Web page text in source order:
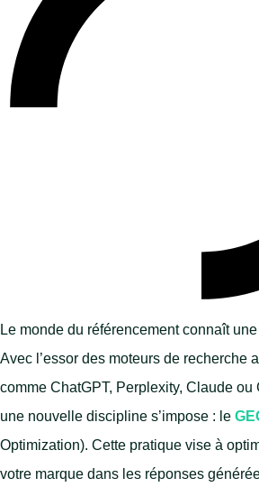
Le monde du référencement connaît
Avec l’essor des moteurs de recherche
comme ChatGPT, Perplexity, Claude ou
une nouvelle discipline s’impose : le
Optimization). Cette pratique vise à
votre marque dans les réponses